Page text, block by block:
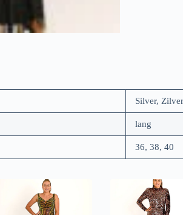
Silver,
lang
36, 38, 40